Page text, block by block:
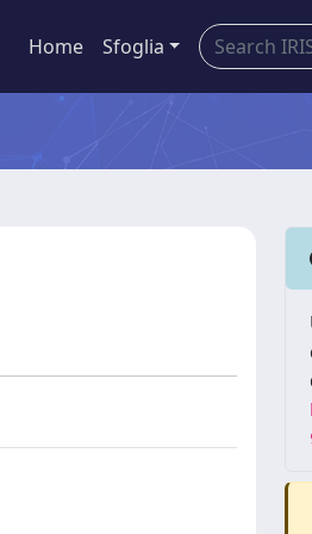
Home Sfoglia